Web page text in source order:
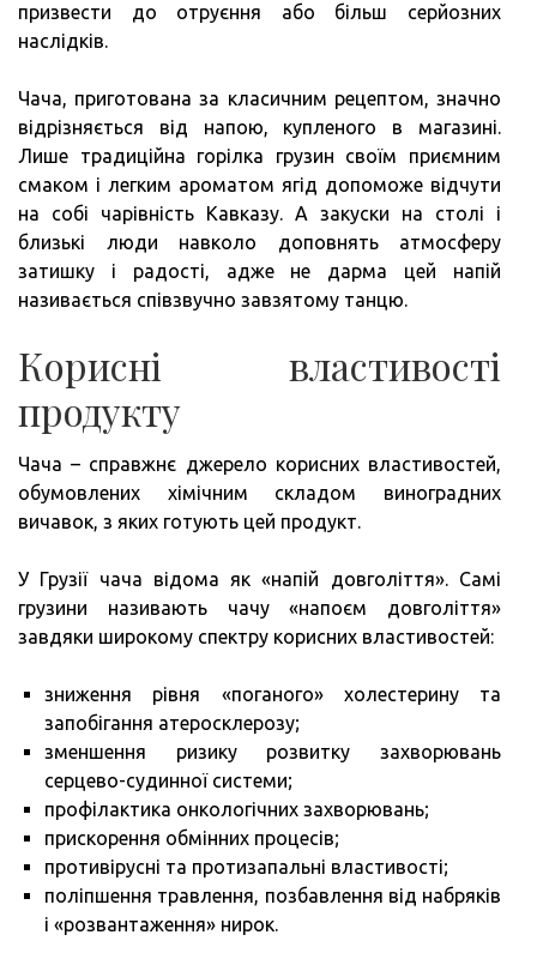
призвести до отруєння або більш серйозних
наслідків.
Чача, приготована за класичним рецептом, значно
відрізняється від напою, купленого в магазині.
Лише традиційна горілка грузин своїм приємним
смаком і легким ароматом ягід допоможе відчути
на собі чарівність Кавказу. А закуски на столі і
близькі люди навколо доповнять атмосферу
затишку і радості, адже не дарма цей напій
називається співзвучно завзятому танцю.
Корисні властивості
продукту
Чача – справжнє джерело корисних властивостей,
обумовлених хімічним складом виноградних
вичавок, з яких готують цей продукт.
У Грузії чача відома як «напій довголіття». Самі
грузини називають чачу «напоєм довголіття»
завдяки широкому спектру корисних властивостей:
зниження рівня «поганого» холестерину та
запобігання атеросклерозу;
зменшення ризику розвитку захворювань
серцево-судинної системи;
профілактика онкологічних захворювань;
прискорення обмінних процесів;
противірусні та протизапальні властивості;
поліпшення травлення, позбавлення від набряків
і «розвантаження» нирок.